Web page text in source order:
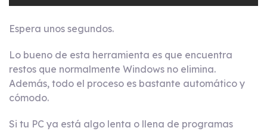
Espera unos segundos.
Lo bueno de esta herramienta es que encuentra
restos que normalmente Windows no elimina.
Además, todo el proceso es bastante automático y
cómodo.
Si tu PC ya está algo lenta o llena de programas